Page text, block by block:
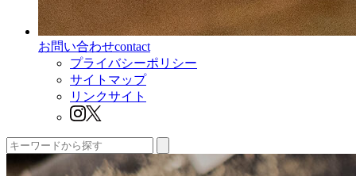
お問い合わせcontact
プライバシーポリシー
サイトマップ
リンクサイト